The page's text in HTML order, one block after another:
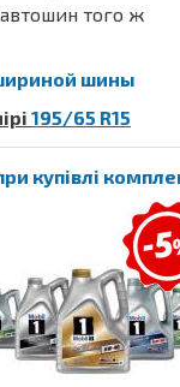
того ж
шины
195/65 R15
купівлі